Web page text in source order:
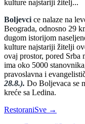
kulture najstariji žitelj...
Boljevci ce nalaze na
Beograda, odnosno 29
dugom istorijom
kulture najstariji žitelji
ovaj prostor, pored Srba
ima oko 5000
pravoslavna i
28.8.). Do Boljevaca se
kreće sa Ledina.
RestoraniSve →